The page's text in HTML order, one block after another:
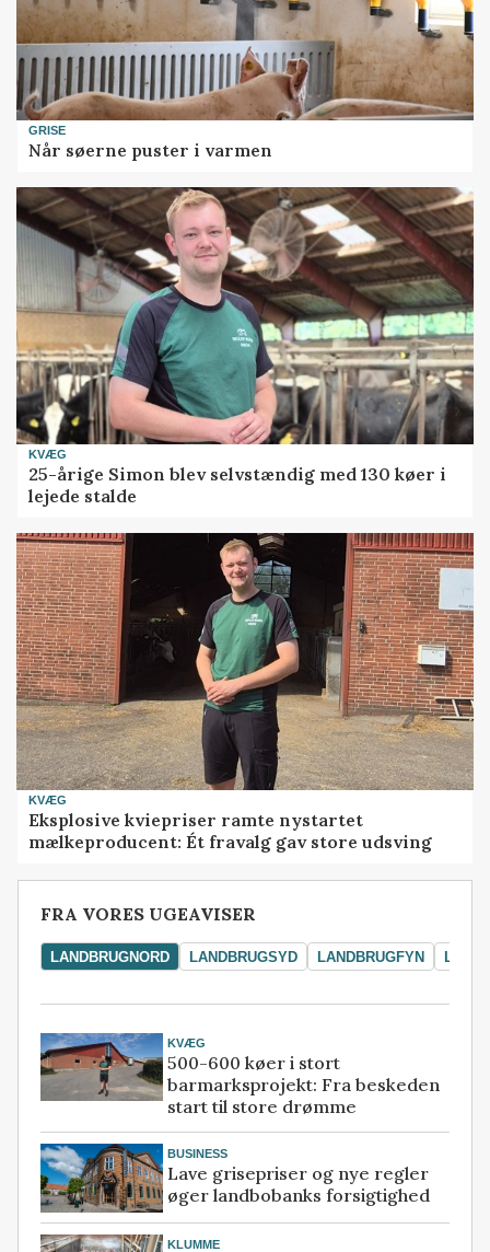
GRISE
Når søerne puster i varmen
KVÆG
25-årige Simon blev selvstændig med 130 køer i
lejede stalde
KVÆG
Eksplosive kviepriser ramte nystartet
mælkeproducent: Ét fravalg gav store udsving
FRA VORES UGEAVISER
LANDBRUGNORD LANDBRUGSYD LANDBRUGFYN
KVÆG
500-600 køer i stort
barmarksprojekt: Fra beskeden
start til store drømme
BUSINESS
Lave grisepriser og nye regler
øger landbobanks forsigtighed
KLUMME